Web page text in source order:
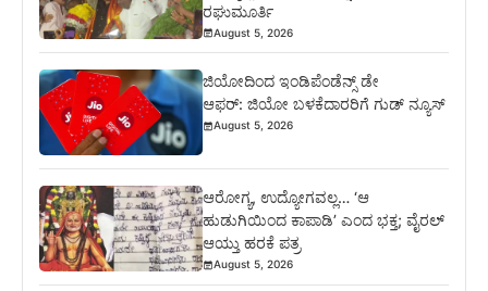
ರಘುಮೂರ್ತಿ
August 5, 2026
ಜಿಯೋದಿಂದ ಇಂಡಿಪೆಂಡೆನ್ಸ್ ಡೇ
ಆಫರ್: ಜಿಯೋ ಬಳಕೆದಾರರಿಗೆ ಗುಡ್ ನ್ಯೂಸ್
August 5, 2026
ಆರೋಗ್ಯ, ಉದ್ಯೋಗವಲ್ಲ… ‘ಆ
ಹುಡುಗಿಯಿಂದ ಕಾಪಾಡಿ’ ಎಂದ ಭಕ್ತ; ವೈರಲ್
ಆಯ್ತು ಹರಕೆ ಪತ್ರ
August 5, 2026